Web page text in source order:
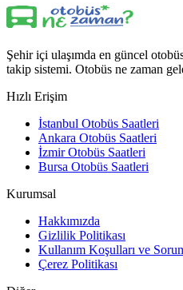
Şehir içi ulaşımda en güncel
takip sistemi. Otobüs ne zaman
Hızlı Erişim
İstanbul Otobüs Saatleri
Ankara Otobüs Saatleri
İzmir Otobüs Saatleri
Bursa Otobüs Saatleri
Kurumsal
Hakkımızda
Gizlilik Politikası
Kullanım Koşulları ve
Çerez Politikası